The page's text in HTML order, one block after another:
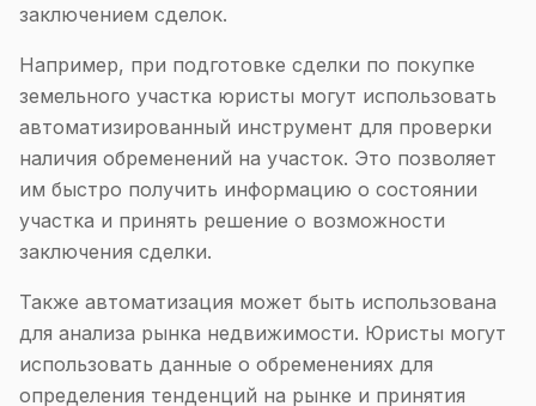
заключением сделок.
Например, при подготовке сделки по покупке
земельного участка юристы могут использовать
автоматизированный инструмент для проверки
наличия обременений на участок. Это позволяет
им быстро получить информацию о состоянии
участка и принять решение о возможности
заключения сделки.
Также автоматизация может быть использована
для анализа рынка недвижимости. Юристы могут
использовать данные о обременениях для
определения тенденций на рынке и принятия